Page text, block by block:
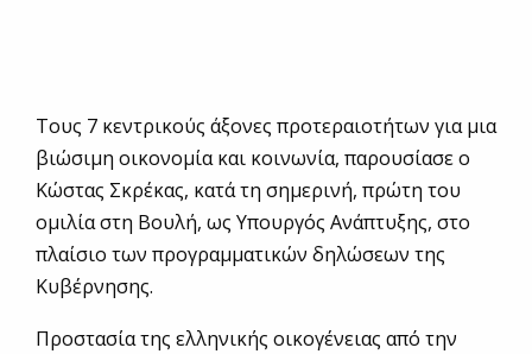
Τους 7 κεντρικούς άξονες προτεραιοτήτων για μια
βιώσιμη οικονομία και κοινωνία, παρουσίασε ο
Κώστας Σκρέκας, κατά τη σημερινή, πρώτη του
ομιλία στη Βουλή, ως Υπουργός Ανάπτυξης, στο
πλαίσιο των προγραμματικών δηλώσεων της
Κυβέρνησης.
Προστασία της ελληνικής οικογένειας από την